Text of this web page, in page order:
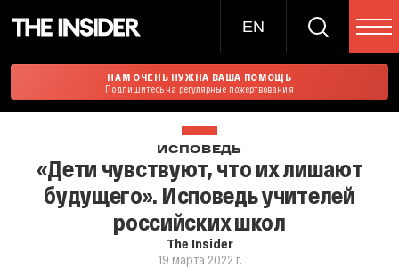
EN
НАМ ОЧЕНЬ НУЖНА ВАША ПОМОЩЬ
Подпишитесь на регулярные пожертвования
ИСПОВЕДЬ
«Дети чувствуют, что их лишают
будущего». Исповедь учителей
российских школ
The Insider
19 марта 2022 г.